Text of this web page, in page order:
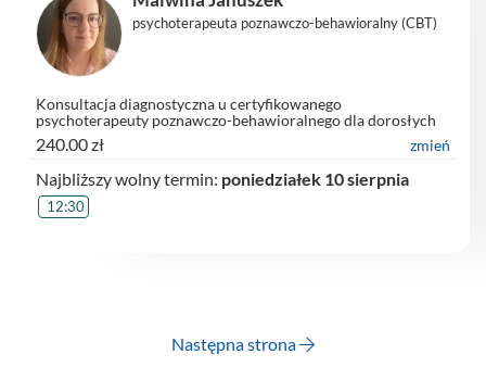
psychoterapeuta poznawczo-behawioralny (CBT)
Konsultacja diagnostyczna u certyfikowanego
psychoterapeuty poznawczo-behawioralnego dla dorosłych
on-line
240.00 zł zmień
Najbliższy wolny termin: poniedziałek 10 sierpnia
12:30
Następna strona